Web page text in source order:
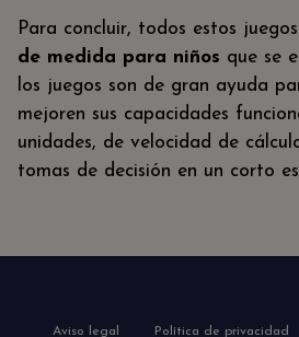
Para concluir, todos estos
de medida para niños que se
los juegos son de gran ayuda
mejoren sus capacidades
unidades, de velocidad de
tomas de decisión en un corto
Aviso legal Política de privacidad